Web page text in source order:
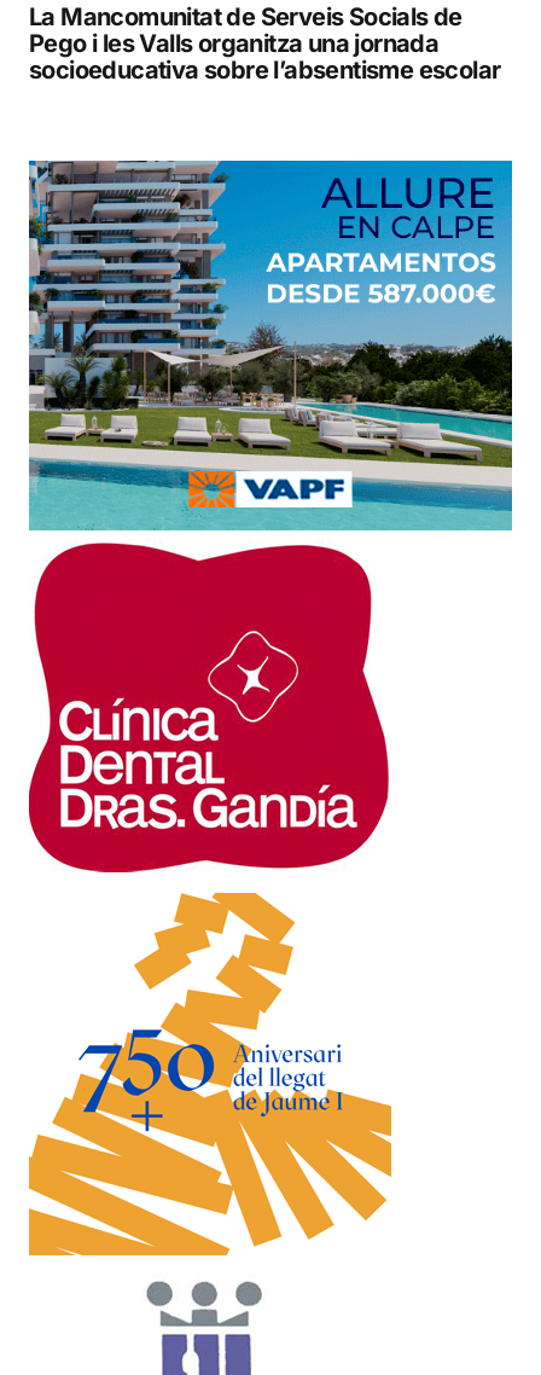
La Mancomunitat de Serveis Socials de
Pego i les Valls organitza una jornada
socioeducativa sobre l’absentisme escolar